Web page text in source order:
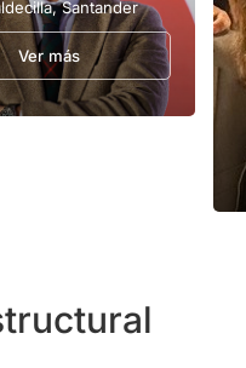
Santander
Ver más